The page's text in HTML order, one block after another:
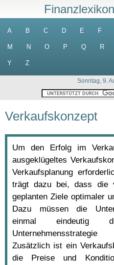
A B C D E F
M N O P Q R
Y Z
Sonntag, 9.
Verkaufskonzept
Um den Erfolg im
ausgeklügeltes
Verkaufsplanung
trägt dazu bei, dass die
geplanten Ziele optimaler
Dazu müssen die
einmal eindeutig
Zusätzlich ist ein
die Preise und